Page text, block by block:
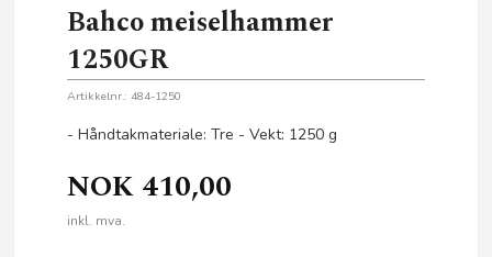
Bahco meiselhammer
1250GR
Artikkelnr.: 484-1250
- Håndtakmateriale: Tre - Vekt: 1250 g
NOK 410,00
inkl. mva.